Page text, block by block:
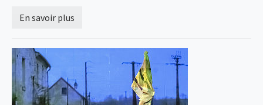
En savoir plus